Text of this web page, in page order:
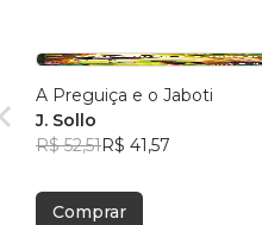
A Preguiça e o Jaboti
J. Sollo
R$ 52,51R$ 41,57
Comprar